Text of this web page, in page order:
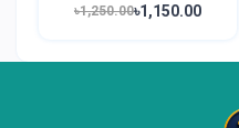
৳1,250.00৳1,150.00